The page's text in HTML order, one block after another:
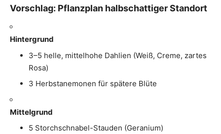
Vorschlag: Pflanzplan halbschattiger Standort
Hintergrund
3–5 helle, mittelhohe Dahlien (Weiß, Creme, zartes
Rosa)
3 Herbstanemonen für spätere Blüte
Mittelgrund
5 Storchschnabel-Stauden (Geranium)